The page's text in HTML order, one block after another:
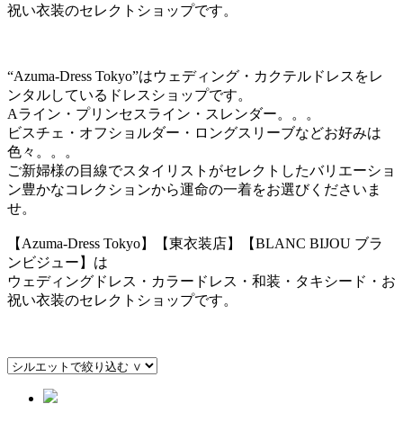
祝い衣装のセレクトショップです。
“Azuma-Dress Tokyo”はウェディング・カクテルドレスをレ
ンタルしているドレスショップです。
Aライン・プリンセスライン・スレンダー。。。
ビスチェ・オフショルダー・ロングスリーブなどお好みは
色々。。。
ご新婦様の目線でスタイリストがセレクトしたバリエーショ
ン豊かなコレクションから運命の一着をお選びくださいま
せ。
【Azuma-Dress Tokyo】【東衣装店】【BLANC BIJOU ブラ
ンビジュー】は
ウェディングドレス・カラードレス・和装・タキシード・お
祝い衣装のセレクトショップです。